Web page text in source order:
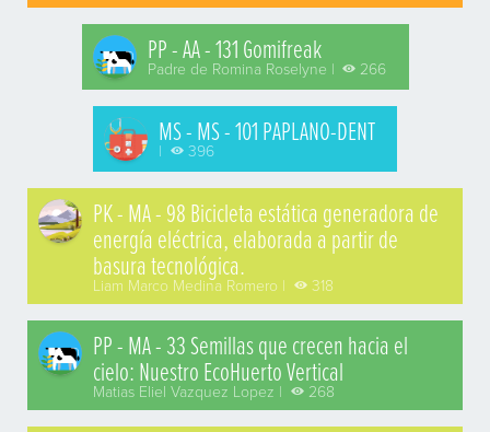
PP - AA - 131 Gomifreak
Padre de Romina Roselyne | 266
MS - MS - 101 PAPLANO-DENT
| 396
PK - MA - 98 Bicicleta estática generadora de
energía eléctrica, elaborada a partir de
basura tecnológica.
Liam Marco Medina Romero | 318
PP - MA - 33 Semillas que crecen hacia el
cielo: Nuestro EcoHuerto Vertical
Matias Eliel Vazquez Lopez | 268